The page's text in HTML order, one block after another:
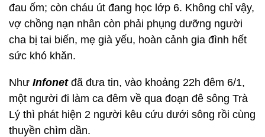
đau ốm; còn cháu út đang học lớp 6. Không chỉ vậy,
vợ chồng nạn nhân còn phải phụng dưỡng người
cha bị tai biến, mẹ già yếu, hoàn cảnh gia đình hết
sức khó khăn.
Như Infonetđã đưa tin, vào khoảng 22h đêm 6/1,
một người đi làm ca đêm về qua đoạn đê sông Trà
Lý thì phát hiện 2 người kêu cứu dưới sông rồi cùng
thuyền chìm dần.